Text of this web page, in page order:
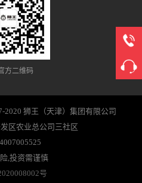
方二维码
2020 狮王（天津）集团有限公司
区农业总公司三社区
,投资需谨慎
号